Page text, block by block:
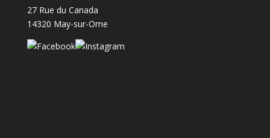
27 Rue du Canada
14320 May-sur-Orne